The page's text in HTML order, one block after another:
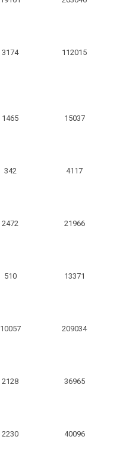
3174 112015
1465 15037
342 4117
2472 21966
510 13371
10057 209034
2128 36965
2230 40096